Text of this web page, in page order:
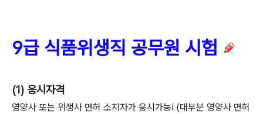
9급 식품위생직 공무원 시험
(1) 응시자격
영양사 또는 위생사 면허 소지자가 응시가능! (대부분 영양사 면허